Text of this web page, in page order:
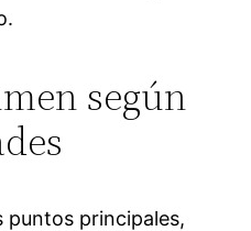
según
puntos principales,